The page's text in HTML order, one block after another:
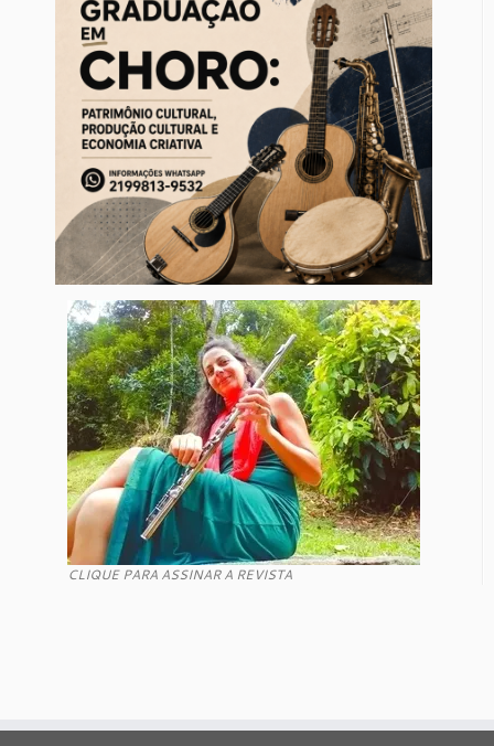
CLIQUE PARA ASSINAR A REVISTA